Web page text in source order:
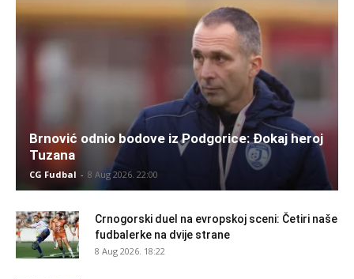
Brnović odnio bodove iz Podgorice: Đokaj heroj
Tuzana
CG Fudbal - 8 Aug 2026. 22:00
Crnogorski duel na evropskoj sceni: Četiri naše
fudbalerke na dvije strane
8 Aug 2026. 18:22